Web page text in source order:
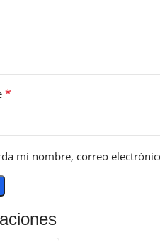
*
mi nombre, correo